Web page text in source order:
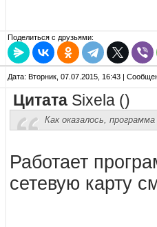
Поделиться с друзьями:
Дата: Вторник, 07.07.2015, 16:43 |
Цитата Sixela ()
Как оказалось,
Работает
сетевую карту